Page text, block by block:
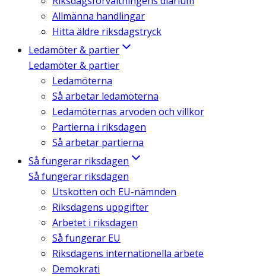
Allmänna handlingar
Hitta äldre riksdagstryck
Ledamöter & partier
Ledamöter & partier
Ledamöterna
Så arbetar ledamöterna
Ledamöternas arvoden och villkor
Partierna i riksdagen
Så arbetar partierna
Så fungerar riksdagen
Så fungerar riksdagen
Utskotten och EU-nämnden
Riksdagens uppgifter
Arbetet i riksdagen
Så fungerar EU
Riksdagens internationella arbete
Demokrati